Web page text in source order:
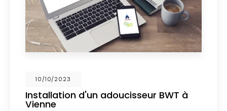
02/10/2023
Nouveau support de communication
web